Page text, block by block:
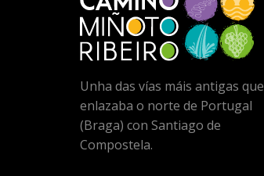
Unha das vías máis antigas que
enlazaba o norte de Portugal
(Braga) con Santiago de
Compostela.